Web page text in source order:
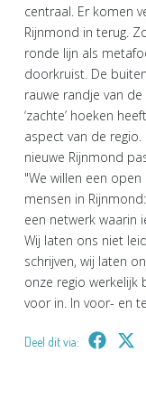
centraal. Er komen
Rijnmond in terug.
ronde lijn als
doorkruist. De
rauwe randje van
‘zachte’ hoeken
aspect van de
nieuwe Rijnmond
"We willen een
mensen in
een netwerk waarin
Wij laten ons niet
schrijven, wij laten
onze regio werkelijk
voor in. In voor- en
Deel dit via: